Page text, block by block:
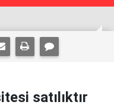
satılıktır